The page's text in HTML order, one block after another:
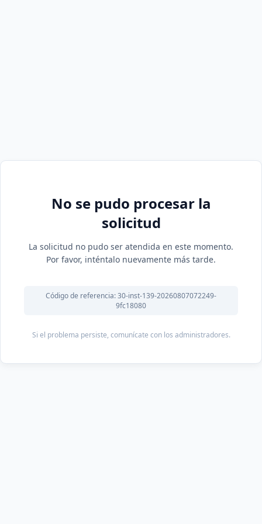
No se pudo procesar la
solicitud
La solicitud no pudo ser atendida en este momento.
Por favor, inténtalo nuevamente más tarde.
Código de referencia: 30-inst-139-20260807072249-
9fc18080
Si el problema persiste, comunícate con los administradores.